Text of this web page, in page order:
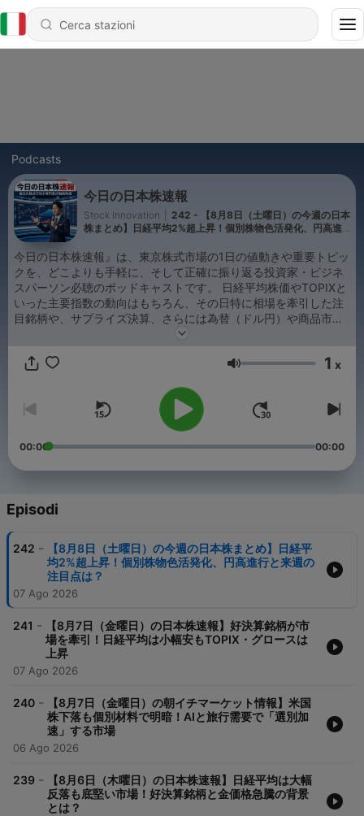
Podcasts
今日の日本株速報
Stock Innovation
242 - 【8月8日（土曜日）の今週の日本
株まとめ】日経平均2%超上昇！個別株物色活発化、円高進
今日の日本株速報』は、東京株式市場の1日の値動きや重要トピッ
クを、どこよりも手軽に、そして正確に振り返る投資家・ビジネ
スパーソン必聴のポッドキャストです。 日経平均株価やTOPIXと
いった主要指数の動向はもちろん、その日特に相場を牽引した注
目銘柄や、サプライズ決算、さらには為替（ドル円）や商品市場
の最新データまで、マーケットの「今」をコンパクトに凝縮して
わかる：忙しい方でも、帰りの通勤中や夕方のスキマ時間で、1日
ピックアップ：大型株から新興のグロース株まで、値動きの大き
かった銘柄や話題のテーマ株（AI・半導体など）を、テクニカル
な節目とともに分かりやすく解説します。 週末には1週間の振り
返りも配信：平日夕方のデイリー版に加え、週末には「1週間の相
適です。 幅広い金融データを網羅：日本株だけでなく、為替相場
あわせてチェックできます。 日々の資産運用や、経済ニュースの
トレンド把握に。あなたの投資ライフをサポートする『今日の日
本株速報』を、ぜひ毎日の情報収集ルーティンに取り入れてみて
ください。番組のフォローもよろしくお願いします！
Volume 1 x
00:00 00:00
Episodi
242 -
【8月8日（土曜日）の今週の日本株まとめ】日経平
均2%超上昇！個別株物色活発化、円高進行と来週の
注目点は？
07 Ago 2026
241 -
【8月7日（金曜日）の日本株速報】好決算銘柄が市
場を牽引！日経平均は小幅安もTOPIX・グロースは
上昇
07 Ago 2026
240 -
【8月7日（金曜日）の朝イチマーケット情報】米国
株下落も個別材料で明暗！AIと旅行需要で「選別加
速」する市場
06 Ago 2026
239 -
【8月6日（木曜日）の日本株速報】日経平均は大幅
反落も底堅い市場！好決算銘柄と金価格急騰の背景
とは？